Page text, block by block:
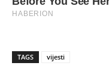
TAGS vijesti